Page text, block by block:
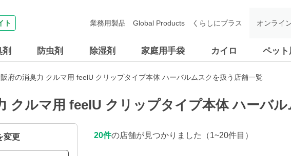
ト
剤 防虫剤 除湿剤 家庭用手袋 カイロ ペット
業務用製品 Global Products くらしにプラス オンライ
府の消臭力 クルマ用 feelU クリップタイプ本体 ハーバルムスクを扱う店舗一覧
クルマ用 feelU クリップタイプ本体 ハーバ
変更 20件の店舗が見つかりました （1~20件目）